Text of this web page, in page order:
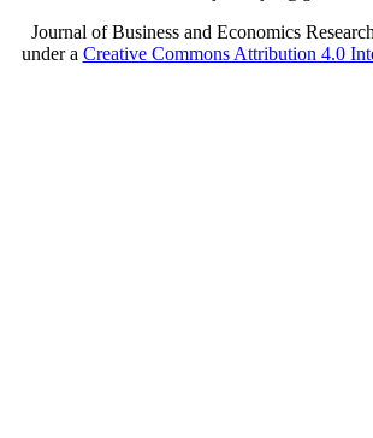
Journal of Business and Economics
under a Creative Commons Attribution 4.0